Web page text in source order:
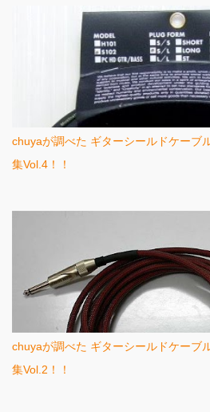
chuyaが調べた ギターシールドケーブ
集Vol.4！！
chuyaが調べた ギターシールドケーブ
集Vol.2！！